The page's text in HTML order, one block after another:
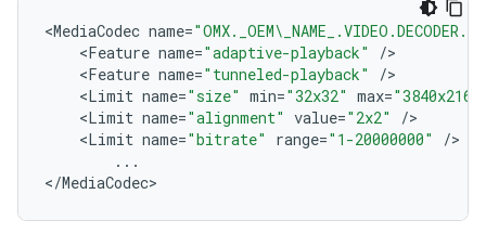
<MediaCodec name=
<Feature name="adaptive-playback" /
<Feature name="tunneled-playback" /
<Limit name="size" min="32x32" max=
<Limit name="alignment" value="2x2" /
<Limit name="bitrate" range="1-20000000" /
...
</MediaCodec